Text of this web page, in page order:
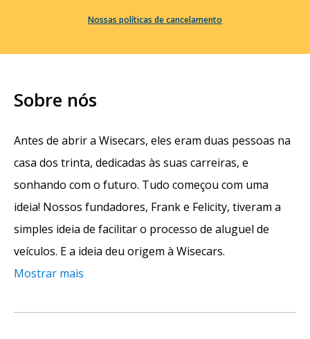
Nossas políticas de cancelamento
Sobre nós
Antes de abrir a Wisecars, eles eram duas pessoas na
casa dos trinta, dedicadas às suas carreiras, e
sonhando com o futuro. Tudo começou com uma
ideia! Nossos fundadores, Frank e Felicity, tiveram a
simples ideia de facilitar o processo de aluguel de
veículos. E a ideia deu origem à Wisecars.
Mostrar mais